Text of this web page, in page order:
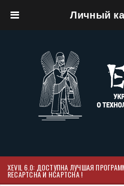
Личный
XEVIL 6.0: ДОСТУПНА ЛУЧШАЯ
RECAPTCHA И HCAPTCHA !